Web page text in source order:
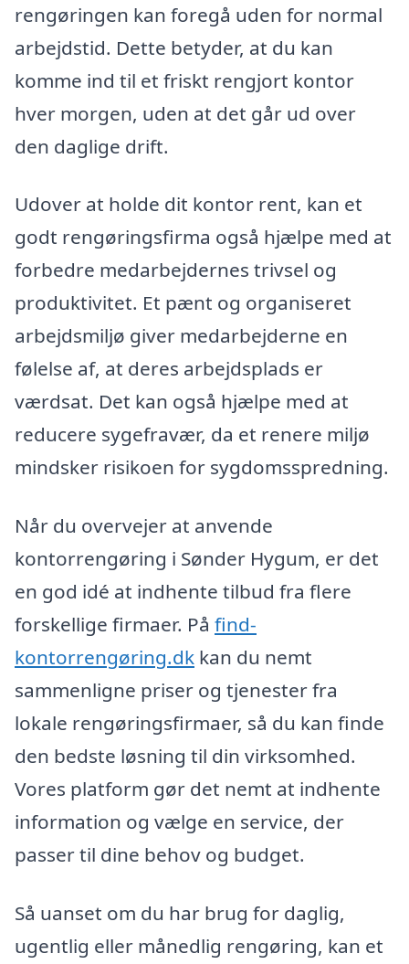
rengøringen kan foregå uden for normal
arbejdstid. Dette betyder, at du kan
komme ind til et friskt rengjort kontor
hver morgen, uden at det går ud over
den daglige drift.
Udover at holde dit kontor rent, kan et
godt rengøringsfirma også hjælpe med at
forbedre medarbejdernes trivsel og
produktivitet. Et pænt og organiseret
arbejdsmiljø giver medarbejderne en
følelse af, at deres arbejdsplads er
værdsat. Det kan også hjælpe med at
reducere sygefravær, da et renere miljø
mindsker risikoen for sygdomsspredning.
Når du overvejer at anvende
kontorrengøring i Sønder Hygum, er det
en god idé at indhente tilbud fra flere
forskellige firmaer. På find-
kontorrengøring.dk kan du nemt
sammenligne priser og tjenester fra
lokale rengøringsfirmaer, så du kan finde
den bedste løsning til din virksomhed.
Vores platform gør det nemt at indhente
information og vælge en service, der
passer til dine behov og budget.
Så uanset om du har brug for daglig,
ugentlig eller månedlig rengøring, kan et